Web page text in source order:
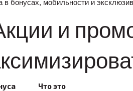
в бонусах, мобильности и
и
Что это